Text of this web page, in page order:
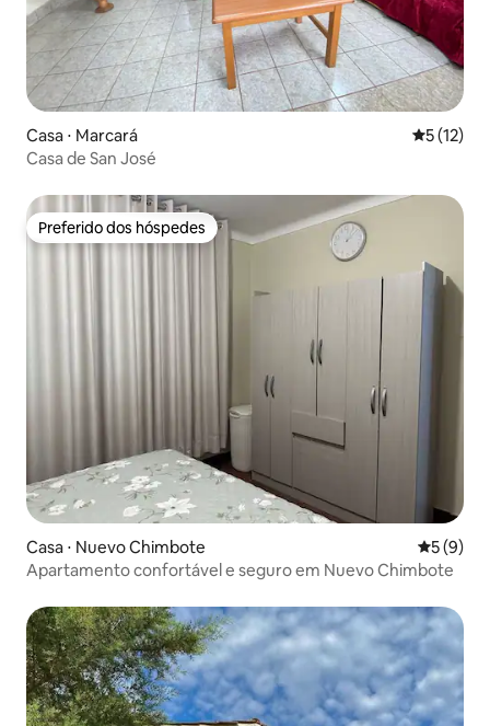
Casa ⋅ Marcará 5 de uma
5 (12)
Casa de San José
Preferido dos hóspedes
Preferido dos hóspedes
Casa ⋅ Nuevo Chimbote 5 de
5 (9)
Apartamento confortável e seguro em Nuevo Chimbote